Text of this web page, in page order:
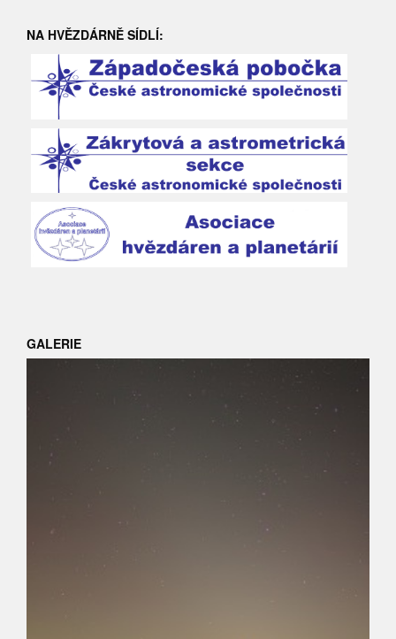
NA HVĚZDÁRNĚ SÍDLÍ:
GALERIE